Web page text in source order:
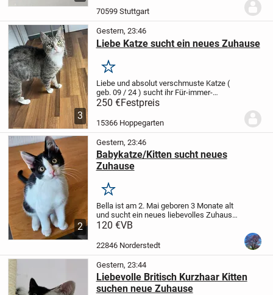
Kitten zur Welt gebracht.
70599 Stuttgart
3
Gestern, 23:46
Liebe Katze sucht ein neues Zuhause
Merken
Liebe und absolut verschmuste Katze (
geb. 09 / 24 ) sucht ihr Für-immer-
Zuhause.Sie ist kastriert, gechippt und
Hunde sollten nicht im selben
Haushalt leben.
250 €Festpreis
15366 Hoppegarten
2
Gestern, 23:46
Babykatze/Kitten sucht neues
Zuhause
Merken
Bella ist am 2. Mai geboren 3 Monate alt
und sucht ein neues liebevolles Zuhause.
Sie ist Stubenrein und sehr zutraulich,
oder Fragen gerne melden
120 €VB
22846 Norderstedt
Gestern, 23:44
Liebevolle Britisch Kurzhaar Kitten
suchen neue Zuhause